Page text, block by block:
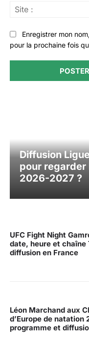
Enregistrer mon
pour la prochaine fois
Diffusion
pour regarder
2026-2027 ?
UFC Fight Night
date, heure et chaîne
diffusion en France
Léon Marchand aux
d’Europe de natation
programme et